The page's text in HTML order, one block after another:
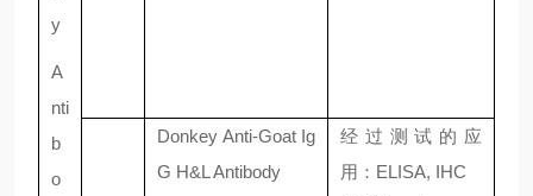
y
A
nti
b
o
Donkey Anti-Goat Ig
G H&L Antibody
经过测试的应
用： ELISA, IHC